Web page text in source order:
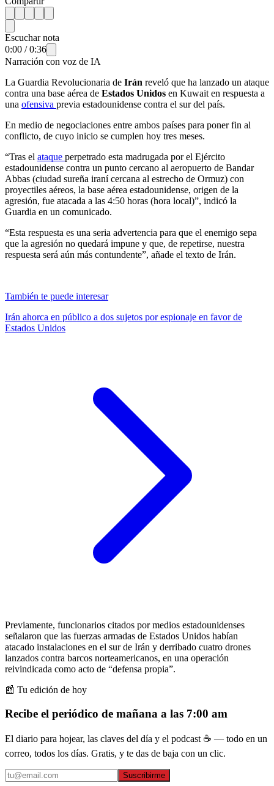
Escuchar nota
0:00 /0:36
Narración con voz de IA
La Guardia Revolucionaria de Irán reveló que ha lanzado un ataque
contra una base aérea de Estados Unidos en Kuwait en respuesta a
una ofensiva previa estadounidense contra el sur del país.
En medio de negociaciones entre ambos países para poner fin al
conflicto, de cuyo inicio se cumplen hoy tres meses.
“Tras el ataque perpetrado esta madrugada por el Ejército
estadounidense contra un punto cercano al aeropuerto de Bandar
Abbas (ciudad sureña iraní cercana al estrecho de Ormuz) con
proyectiles aéreos, la base aérea estadounidense, origen de la
agresión, fue atacada a las 4:50 horas (hora local)”, indicó la
Guardia en un comunicado.
“Esta respuesta es una seria advertencia para que el enemigo sepa
que la agresión no quedará impune y que, de repetirse, nuestra
respuesta será aún más contundente”, añade el texto de Irán.
También te puede interesar
Irán ahorca en público a dos sujetos por espionaje en favor de
Estados Unidos
Previamente, funcionarios citados por medios estadounidenses
señalaron que las fuerzas armadas de Estados Unidos habían
atacado instalaciones en el sur de Irán y derribado cuatro drones
lanzados contra barcos norteamericanos, en una operación
reivindicada como acto de “defensa propia”.
📰 Tu edición de hoy
Recibe el periódico de mañana a las 7:00 am
El diario para hojear, las claves del día y el podcast ☕ — todo en un
correo, todos los días. Gratis, y te das de baja con un clic.
Suscribirme